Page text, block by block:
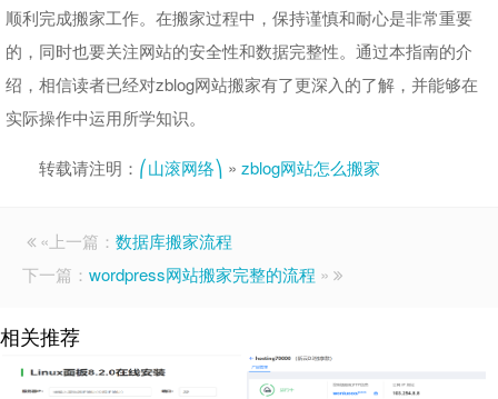
顺利完成搬家工作。在搬家过程中，保持谨慎和耐心是非常重要
的，同时也要关注网站的安全性和数据完整性。通过本指南的介
绍，相信读者已经对zblog网站搬家有了更深入的了解，并能够在
实际操作中运用所学知识。
转载请注明： ⎛山滚网络⎞ » zblog网站怎么搬家
«上一篇： 数据库搬家流程
下一篇： wordpress网站搬家完整的流程 »
相关推荐